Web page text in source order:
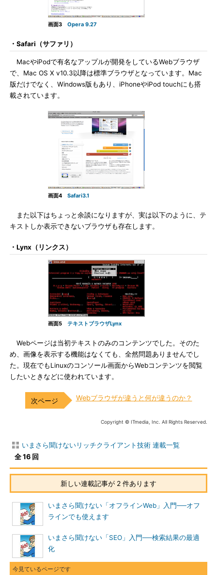
画面3 Opera 9.27
・Safari（サファリ）
MacやiPodで有名なアップルが開発をしているWebブラウザ
で、Mac OS X v10.3以降は標準ブラウザとなっています。Mac
版だけでなく、Windows版もあり、iPhoneやiPod touchにも搭
載されています。
画面4 Safari3.1
また以下はちょっと余談になりますが、実は以下のように、テ
キストしか表示できないブラウザも存在します。
・Lynx（リンクス）
画面5 テキストブラウザLynx
Webページは当初テキストのみのコンテンツでした。そのた
め、画像を表示する機能はなくても、全然問題ありませんでし
た。現在でもLinuxのコンソール画面からWebコンテンツを閲覧
したいときなどに使われています。
Webブラウザが違うと何が違うのか？
Copyright © ITmedia, Inc. All Rights Reserved.
いまさら聞けないリッチクライアント技術 連載一覧
全 16 回
新しい連載記事が 2 件あります
いまさら聞けない「オフラインWeb」入門──オフ
ラインでも使えます
いまさら聞けない「SEO」入門──検索結果の最適
化